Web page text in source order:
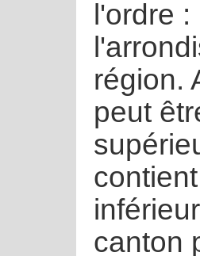
l'ordre
région.
peut
canton